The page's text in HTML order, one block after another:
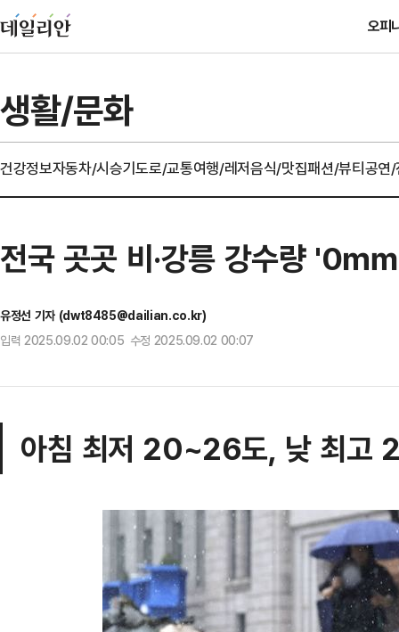
오피
생활/문화
건강정보자동차/시승기도로/교통여행/레저음식/맛집패션/뷰티공연
전국 곳곳 비·강릉 강수량 '0
유정선 기자 (dwt8485@dailian.co.kr)
입력 2025.09.02 00:05 수정 2025.09.02 00:07
아침 최저 20~26도, 낮 최고